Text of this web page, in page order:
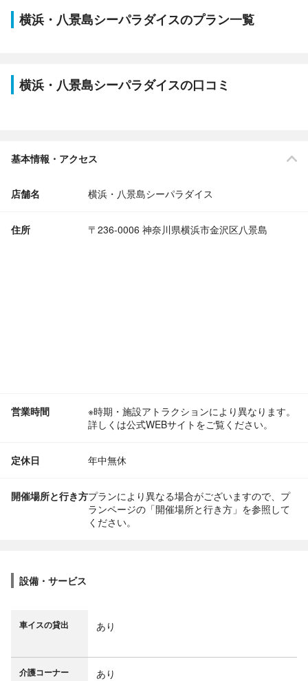
横浜・八景島シーパラダイスのプラン一覧
横浜・八景島シーパラダイスの口コミ
基本情報・アクセス
店舗名 横浜・八景島シーパラダイス
住所 〒236-0006 神奈川県横浜市金沢区八景島
営業時間
※時期・施設アトラクションにより異なります。
詳しくは公式WEBサイトをご覧ください。
定休日 年中無休
開催場所と行き方プランにより異なる場合がございますので、プ
ランページの「開催場所と行き方」を参照して
ください。
設備・サービス
車イスの貸出 あり
介護コーナー あり